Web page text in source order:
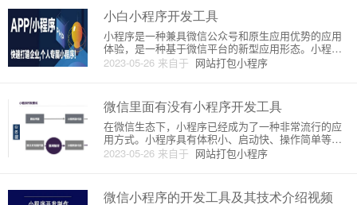
小白小程序开发工具
2023-05-26 来自于 网站打包小程序
小程序是一种兼具微信公众号和原生应用优势的应用
体验，是一种基于微信平台的新型应用形态。小程序
相比于原生应用，不需要下载安装即可使用，用户使
用完毕后，直接关闭即可，没有后续的推广和维护成
发工具、开发文档等。其中，
微信里面有没有小程序开发工具
2023-05-26 来自于 网站打包小程序
在微信生态下，小程序已经成为了一种非常流行的应
用方式。小程序具有体积小、启动快、操作简单等优
势，更加方便用户使用。那么，微信里小程序是如何
开发的呢？这就涉及到了小程序开发工具的使用。小
和上传等功能于一体的应用程
微信小程序的开发工具及其技术介绍视频